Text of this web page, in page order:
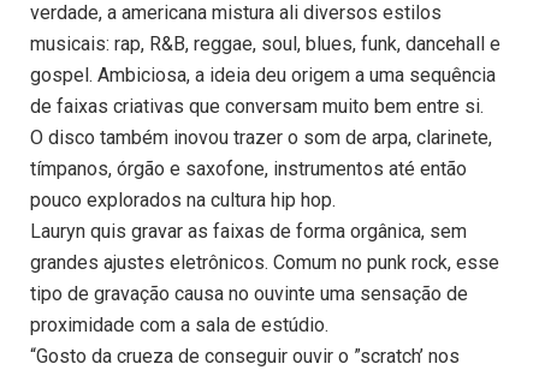
verdade, a americana mistura ali diversos estilos
musicais: rap, R&B, reggae, soul, blues, funk, dancehall e
gospel. Ambiciosa, a ideia deu origem a uma sequência
de faixas criativas que conversam muito bem entre si.
O disco também inovou trazer o som de arpa, clarinete,
tímpanos, órgão e saxofone, instrumentos até então
pouco explorados na cultura hip hop.
Lauryn quis gravar as faixas de forma orgânica, sem
grandes ajustes eletrônicos. Comum no punk rock, esse
tipo de gravação causa no ouvinte uma sensação de
proximidade com a sala de estúdio.
“Gosto da crueza de conseguir ouvir o ”scratch’ nos